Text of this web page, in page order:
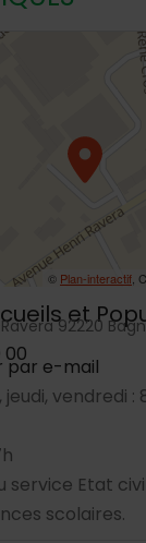
© Plan-interactif ,
et
92220
00
par e-mail
jeudi, vendredi :
service Etat
scolaires.